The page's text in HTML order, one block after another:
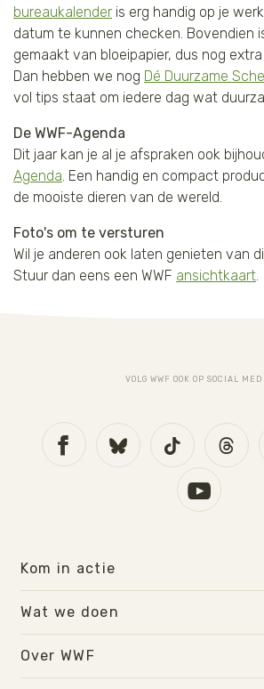
bureaukalender is erg handig op je
datum te kunnen checken. Bovendien
gemaakt van bloeipapier, dus nog extra
Dan hebben we nog Dé Duurzame
vol tips staat om iedere dag wat
De WWF-Agenda
Dit jaar kan je al je afspraken ook
Agenda . Een handig en compact
de mooiste dieren van de wereld.
Foto's om te versturen
Wil je anderen ook laten genieten van
Stuur dan eens een WWF ansichtkaart
VOLG WWF OOK OP SOCIAL
Kom in actie
Wat we doen
Over WWF